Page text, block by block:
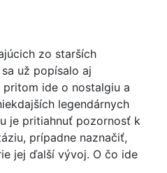
zo starších
už popísalo aj
ide o nostalgiu a
legendárnych
je pritiahnuť pozornosť k
prípadne naznačiť,
jej ďalší vývoj. O čo ide